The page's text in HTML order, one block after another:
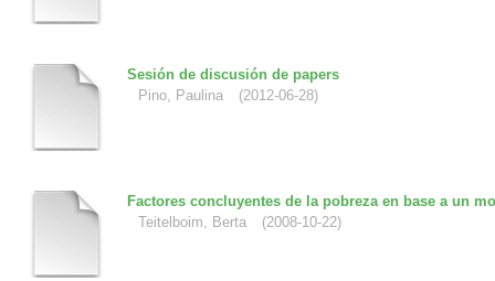
Sesión de discusión de papers
Pino, Paulina
(2012-06-28)
Factores concluyentes de la pobreza en base a un
Teitelboim, Berta
(2008-10-22)